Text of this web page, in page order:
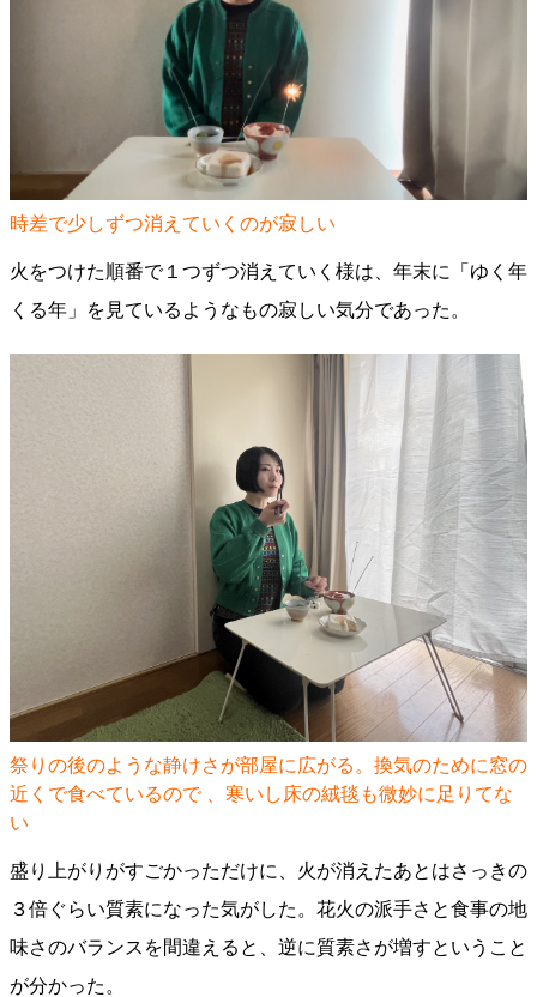
時差で少しずつ消えていくのが寂しい
火をつけた順番で１つずつ消えていく様は、年末に「ゆく年
くる年」を見ているようなもの寂しい気分であった。
祭りの後のような静けさが部屋に広がる。換気のために窓の
近くで食べているので 、寒いし床の絨毯も微妙に足りてな
い
盛り上がりがすごかっただけに、火が消えたあとはさっきの
３倍ぐらい質素になった気がした。花火の派手さと食事の地
味さのバランスを間違えると、逆に質素さが増すということ
が分かった。